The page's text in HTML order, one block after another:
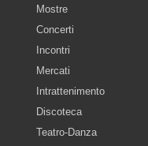
Mostre
Concerti
Incontri
Mercati
Intrattenimento
Discoteca
Teatro-Danza